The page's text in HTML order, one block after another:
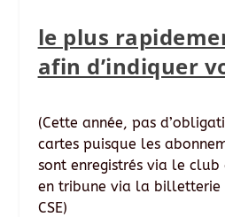
le plus
afin d’indiquer
(Cette année, pas
cartes puisque les
sont enregistrés via le club
en tribune via la billetterie
CSE)